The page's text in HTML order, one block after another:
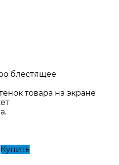
блестящее
товара на экране
Купить